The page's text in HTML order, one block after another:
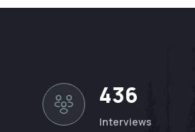
436
Interviews